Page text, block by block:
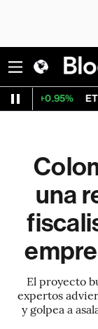
ETH/USD 1,922.035
una
El proyecto
expertos
y golpea a